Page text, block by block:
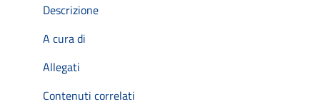
Descrizione
A cura di
Allegati
Contenuti correlati